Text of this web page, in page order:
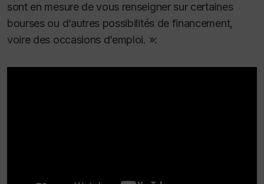
sont en mesure de vous renseigner sur certaines
bourses ou d’autres possibilités de financement,
voire des occasions d’emploi. »: